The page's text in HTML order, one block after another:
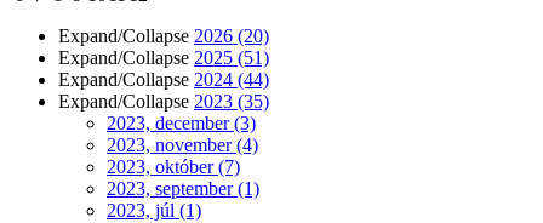
Expand/Collapse 2026 (20)
Expand/Collapse 2025 (51)
Expand/Collapse 2024 (44)
Expand/Collapse 2023 (35)
2023, december(3)
2023, november(4)
2023, október(7)
2023, september(1)
2023, júl (1)